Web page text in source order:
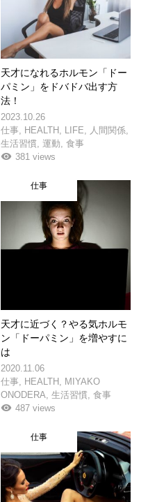
天才になれるホルモン「ドー
パミン」をドバドバ出す方
法！
2023.10.26
仕事
HEALTH LIFE 人間関係
生活習慣 ,運動 ,食事
381 views
仕事
天才に近づく？やる気ホルモ
ン「ドーパミン」を増やすに
は
2020.11.06
仕事, HEALTH , MIYAKO
ONODERA,生活習慣,食事
487 views
仕事